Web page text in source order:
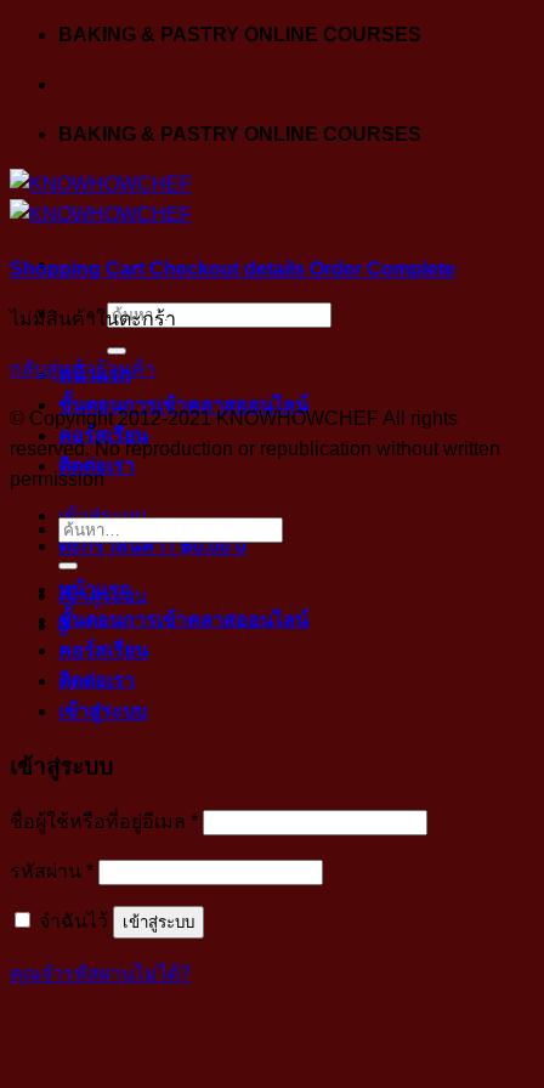
Skip
content
BAKING & PASTRY ONLINE COURSES
BAKING & PASTRY ONLINE COURSES
ค้นหา:
หน้าแรก
ขั้นตอนการเข้าคลาสออนไลน์
คอร์สเรียน
ติดต่อเรา
เข้าสู่ระบบ
ตะกร้าสินค้า /฿0.00 0
เข้าสู่ระบบ
0
Shopping Cart Checkout details Order Complete
ไม่มีสินค้าในตะกร้า
กลับสู่หน้าร้านค้า
© Copyright 2012-2021 KNOWHOWCHEF All rights
reserved. No reproduction or republication without written
permission
ค้นหา:
หน้าแรก
ขั้นตอนการเข้าคลาสออนไลน์
คอร์สเรียน
ติดต่อเรา
เข้าสู่ระบบ
เข้าสู่ระบบ
ชื่อผู้ใช้หรือที่อยู่อีเมล *บังคับ
รหัสผ่าน *บังคับ
กรอก
จำฉันไว้
เข้าสู่ระบบ
คุณจำรหัสผ่านไม่ได้?